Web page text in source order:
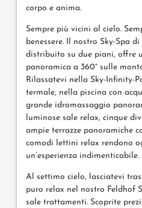
corpo e anima.
Sempre più vicini al cielo.
benessere. Il nostro Sky-Spa
distribuito su due piani, offre
panoramica a 360° sulle
Rilassatevi nella Sky-Infinity-
termale, nella piscina con
grande idromassaggio
luminose sale relax, cinque
ampie terrazze panoramiche
comodi lettini relax rendono
un’esperienza indimenticabile.
Al settimo cielo, lasciatevi
puro relax nel nostro Feldhof
sale trattamenti. Scoprite